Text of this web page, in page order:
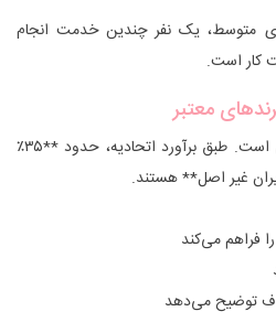
متوسط، یک نفر چندین خدمت انجام
کار است.
بازار رنگ و احیا پر از مواد تقلبی است. طبق برآورد اتحادیه، حدود **۳۵٪
غیر اصل** هستند.
فراهم می‌کند
توضیح می‌دهد